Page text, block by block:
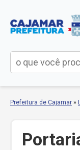
Prefeitura de Cajamar »